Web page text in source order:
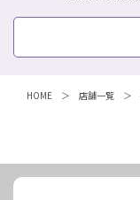
HOME 店舗一覧